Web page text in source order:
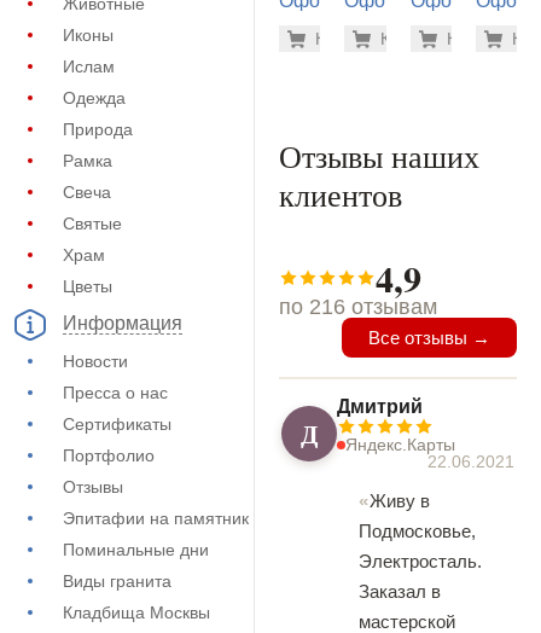
Иконы
Ислам
Одежда
Природа
Рамка
Свеча
Святые
Храм
Цветы
Информация
Новости
Пресса о нас
Сертификаты
Портфолио
Отзывы
Эпитафии на памятник
Поминальные дни
Виды гранита
Кладбища Москвы
(71-502)
-7% 1.900
Купить(71-186)
-7%
Купить(71-674)
-
Купить(71-
Отзывы наших
клиентов
4,9
по 216 отзывам
Все отзывы →
Д
Дмитрий
Яндекс.Карты
22.06.2021
Живу в
Подмосковье,
Электросталь.
Заказал в
мастерской